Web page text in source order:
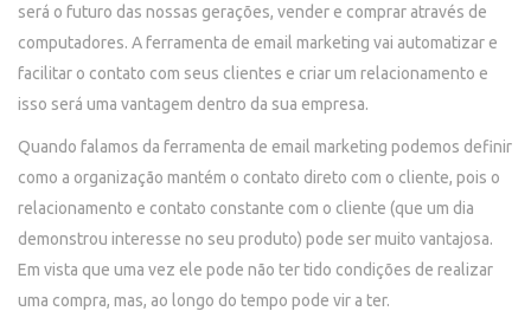
será o futuro das nossas gerações, vender e comprar através de
computadores. A ferramenta de email marketing vai automatizar e
facilitar o contato com seus clientes e criar um relacionamento e
isso será uma vantagem dentro da sua empresa.
Quando falamos da ferramenta de email marketing podemos definir
como a organização mantém o contato direto com o cliente, pois o
relacionamento e contato constante com o cliente (que um dia
demonstrou interesse no seu produto) pode ser muito vantajosa.
Em vista que uma vez ele pode não ter tido condições de realizar
uma compra, mas, ao longo do tempo pode vir a ter.